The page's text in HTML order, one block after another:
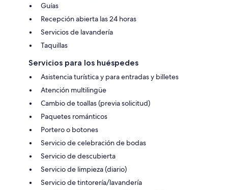
Guías
Recepción abierta las 24 horas
Servicios de lavandería
Taquillas
Servicios para los huéspedes
Asistencia turística y para entradas y billetes
Atención multilingüe
Cambio de toallas (previa solicitud)
Paquetes románticos
Portero o botones
Servicio de celebración de bodas
Servicio de descubierta
Servicio de limpieza (diario)
Servicio de tintorería/lavandería